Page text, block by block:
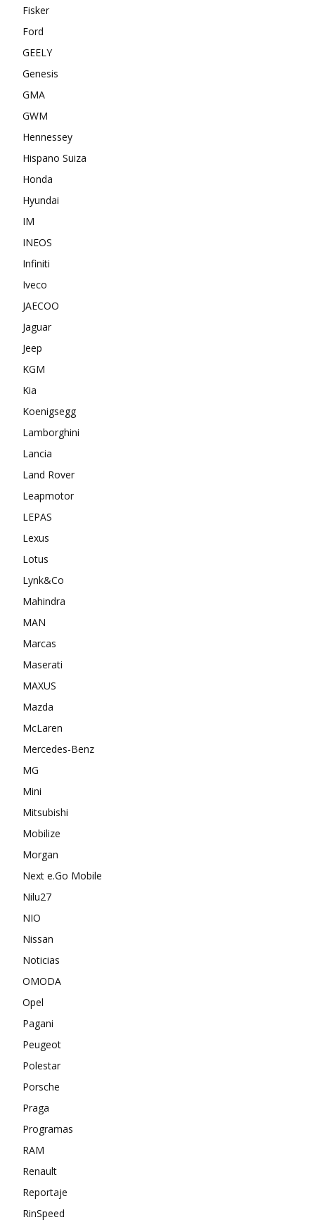
Fisker
Ford
GEELY
Genesis
GMA
GWM
Hennessey
Hispano Suiza
Honda
Hyundai
IM
INEOS
Infiniti
Iveco
JAECOO
Jaguar
Jeep
KGM
Kia
Koenigsegg
Lamborghini
Lancia
Land Rover
Leapmotor
LEPAS
Lexus
Lotus
Lynk&Co
Mahindra
MAN
Marcas
Maserati
MAXUS
Mazda
McLaren
Mercedes-Benz
MG
Mini
Mitsubishi
Mobilize
Morgan
Next e.Go Mobile
Nilu27
NIO
Nissan
Noticias
OMODA
Opel
Pagani
Peugeot
Polestar
Porsche
Praga
Programas
RAM
Renault
Reportaje
RinSpeed